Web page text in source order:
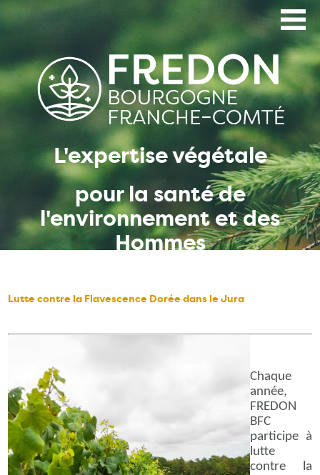
L'expertise végétale
pour la santé de
l'environnement et des
Hommes
Lutte contre la Flavescence Dorée dans le Jura
Chaque
année,
FREDON
BFC
participe à
lutte
contre la